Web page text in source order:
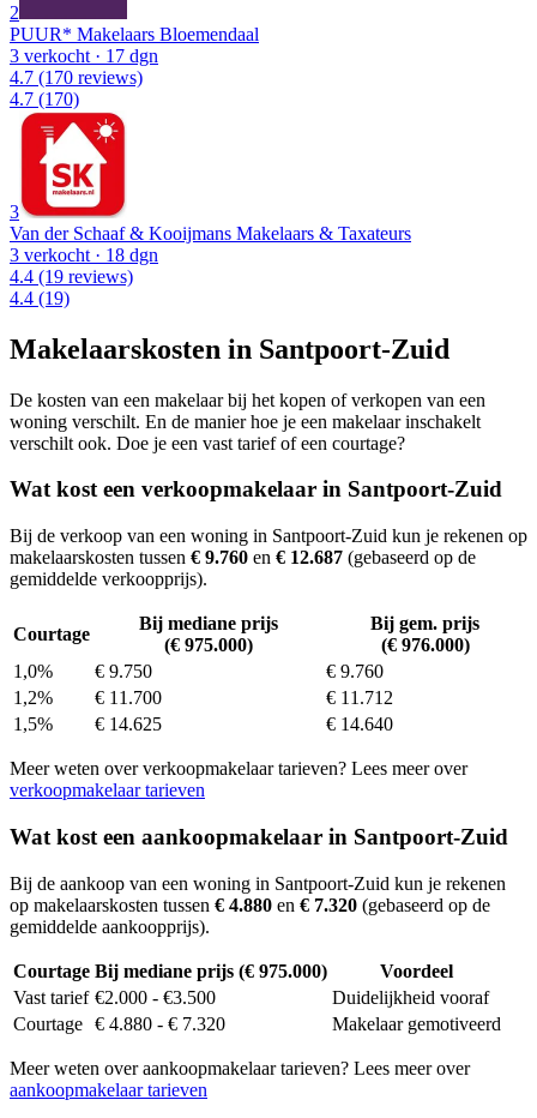
2
PUUR* Makelaars Bloemendaal
3 verkocht · 17 dgn
4.7 (170 reviews)
4.7 (170)
3
Van der Schaaf & Kooijmans Makelaars & Taxateurs
3 verkocht · 18 dgn
4.4 (19 reviews)
4.4 (19)
Makelaarskosten in Santpoort-Zuid
De kosten van een makelaar bij het kopen of verkopen van een
woning verschilt. En de manier hoe je een makelaar inschakelt
verschilt ook. Doe je een vast tarief of een courtage?
Wat kost een verkoopmakelaar in Santpoort-Zuid
Bij de verkoop van een woning in Santpoort-Zuid kun je rekenen op
makelaarskosten tussen € 9.760 en € 12.687 (gebaseerd op de
gemiddelde verkoopprijs).
Courtage
Bij mediane prijs
(€ 975.000)
Bij gem. prijs
(€ 976.000)
1,0%
€ 9.750
€ 9.760
1,2%
€ 11.700
€ 11.712
1,5%
€ 14.625 € 14.640
Meer weten over verkoopmakelaar tarieven? Lees meer over
verkoopmakelaar tarieven
Wat kost een aankoopmakelaar in Santpoort-Zuid
Bij de aankoop van een woning in Santpoort-Zuid kun je rekenen
op makelaarskosten tussen € 4.880 en € 7.320 (gebaseerd op de
gemiddelde aankoopprijs).
Courtage Bij mediane prijs (€ 975.000)
Voordeel
Vast tarief €2.000 - €3.500
Duidelijkheid vooraf
Courtage € 4.880 - € 7.320 Makelaar gemotiveerd
Meer weten over aankoopmakelaar tarieven? Lees meer over
aankoopmakelaar tarieven